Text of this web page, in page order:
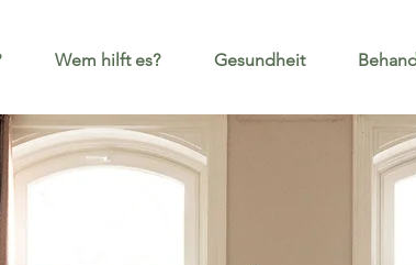
Wem hilft es? Gesundheit